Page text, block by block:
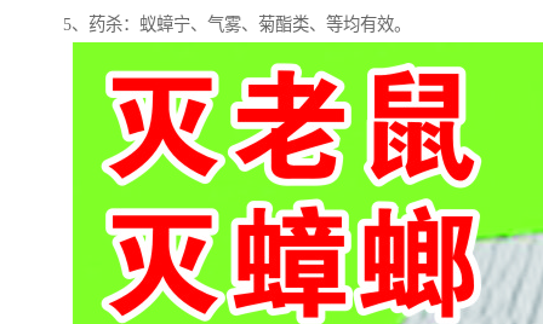
5、药杀：蚁蟑宁、气雾、菊酯类、等均有效。